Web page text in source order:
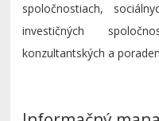
spoločnostiach,
investičných
konzultantských a